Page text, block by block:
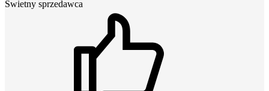
Świetny sprzedawca